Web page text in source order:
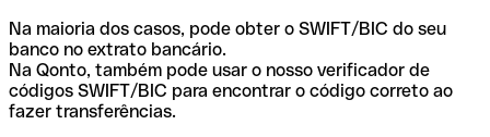
Na maioria dos casos, pode obter o SWIFT/BIC do seu
banco no extrato bancário.
Na Qonto, também pode usar o nosso verificador de
códigos SWIFT/BIC para encontrar o código correto ao
fazer transferências.